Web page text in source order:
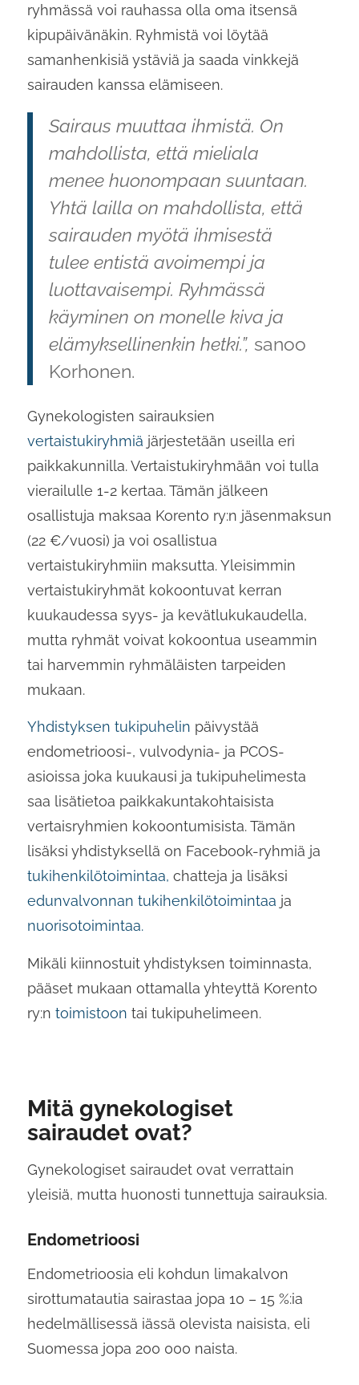
ryhmässä voi rauhassa olla oma itsensä
kipupäivänäkin. Ryhmistä voi löytää
samanhenkisiä ystäviä ja saada vinkkejä
sairauden kanssa elämiseen.
Sairaus muuttaa ihmistä. On
mahdollista, että mieliala
menee huonompaan suuntaan.
Yhtä lailla on mahdollista, että
sairauden myötä ihmisestä
tulee entistä avoimempi ja
luottavaisempi. Ryhmässä
käyminen on monelle kiva ja
elämyksellinenkin hetki.”, sanoo
Korhonen.
Gynekologisten sairauksien
vertaistukiryhmiä järjestetään useilla eri
paikkakunnilla. Vertaistukiryhmään voi tulla
vierailulle 1-2 kertaa. Tämän jälkeen
osallistuja maksaa Korento ry:n jäsenmaksun
(22 €/vuosi) ja voi osallistua
vertaistukiryhmiin maksutta. Yleisimmin
vertaistukiryhmät kokoontuvat kerran
kuukaudessa syys- ja kevätlukukaudella,
mutta ryhmät voivat kokoontua useammin
tai harvemmin ryhmäläisten tarpeiden
mukaan.
Yhdistyksen tukipuhelin päivystää
endometrioosi-, vulvodynia- ja PCOS-
asioissa joka kuukausi ja tukipuhelimesta
saa lisätietoa paikkakuntakohtaisista
vertaisryhmien kokoontumisista. Tämän
lisäksi yhdistyksellä on Facebook-ryhmiä ja
tukihenkilötoimintaa, chatteja ja lisäksi
edunvalvonnan tukihenkilötoimintaa ja
nuorisotoimintaa.
Mikäli kiinnostuit yhdistyksen toiminnasta,
pääset mukaan ottamalla yhteyttä Korento
ry:n toimistoon tai tukipuhelimeen.
Mitä gynekologiset
sairaudet ovat?
Gynekologiset sairaudet ovat verrattain
yleisiä, mutta huonosti tunnettuja sairauksia.
Endometrioosi
Endometrioosia eli kohdun limakalvon
sirottumatautia sairastaa jopa 10 – 15 %:ia
hedelmällisessä iässä olevista naisista, eli
Suomessa jopa 200 000 naista.